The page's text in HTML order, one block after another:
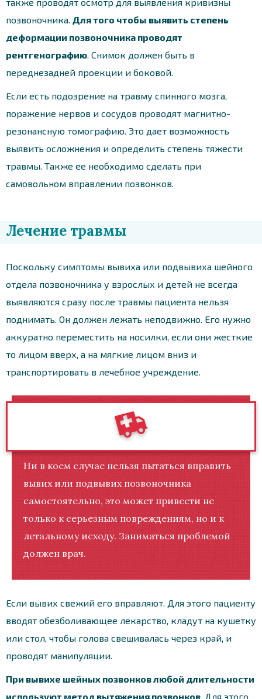
позвоночника. Для того чтобы выявить степень
деформации позвоночника проводят
рентгенографию . Снимок должен быть в
переднезадней проекции и боковой.
Если есть подозрение на травму спинного мозга,
поражение нервов и сосудов проводят магнитно-
резонансную томографию. Это дает возможность
выявить осложнения и определить степень тяжести
травмы. Также ее необходимо сделать при
самовольном вправлении позвонков.
Лечение травмы
Поскольку симптомы вывиха или подвывиха шейного
отдела позвоночника у взрослых и детей не всегда
выявляются сразу после травмы пациента нельзя
поднимать. Он должен лежать неподвижно. Его нужно
аккуратно переместить на носилки, если они жесткие
то лицом вверх, а на мягкие лицом вниз и
транспортировать в лечебное учреждение.
Ни в коем случае нельзя пытаться вправить
вывих или подвывих позвоночника
самостоятельно, это может привести не
только к серьезным повреждениям, но и к
летальному исходу. Заниматься проблемой
должен врач.
Если вывих свежий его вправляют. Для этого пациенту
вводят обезболивающее лекарство, кладут на кушетку
или стол, чтобы голова свешивалась через край, и
проводят манипуляции.
При вывихе шейных позвонков любой длительности
используют метод вытяжения позвонков . Для этого